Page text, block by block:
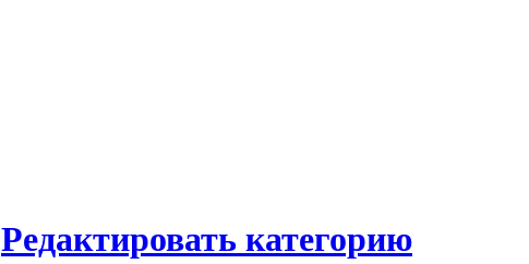
Редактировать категорию